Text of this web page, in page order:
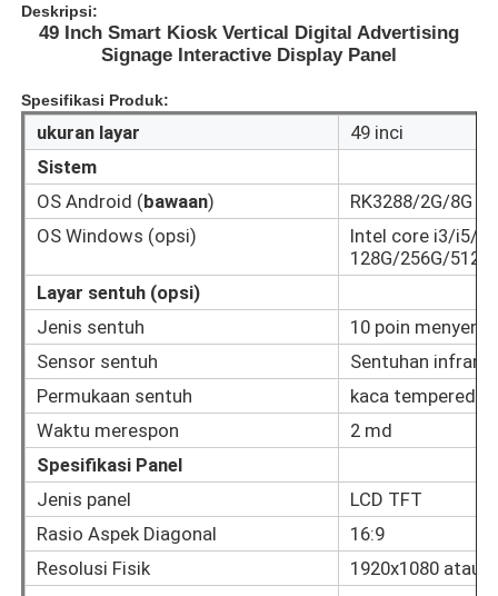
Produk
Video
Tentang kita
Wisata pabrik
Kontrol kualitas
Hubungi kami
Quote request suatu
Papan Tulis Digital Interaktif
Papan Tulis Interaktif Pendidikan
Deskripsi:
49 Inch Smart Kiosk Vertical Digital Advertising
Signage Interactive Display Panel
Spesifikasi Produk:
ukuran layar
49 inci
Sistem
OS Android (bawaan)
RK3288/2G/8G
OS Windows (opsi)
Intel core i3/i5/
128G/256G/512G
Layar sentuh (opsi)
Jenis sentuh
10 poin
Sensor sentuh
Sentuhan
Permukaan sentuh
kaca tempered
Waktu merespon
2 md
Spesifikasi Panel
Jenis panel
LCD TFT
Rasio Aspek Diagonal
16:9
Resolusi Fisik
1920x1080 atau